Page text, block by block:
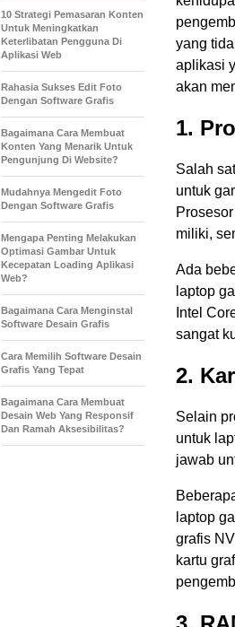
yang
aplikasi
akan
1.
Salah
untuk
miliki,
Ada
laptop
Intel
sangat
2.
Selain
untuk
jawab
laptop
grafis
kartu
10 Strategi Pemasaran Konten
Untuk Meningkatkan
Keterlibatan Pengguna Di
Aplikasi Web
Rahasia Sukses Edit Foto
Dengan Software Grafis
Bagaimana Cara Membuat
Konten Yang Menarik Untuk
Pengunjung Di Website?
Mudahnya Mengedit Foto
Dengan Software Grafis
Mengapa Penting Melakukan
Optimasi Gambar Untuk
Kecepatan Loading Aplikasi
Web?
Bagaimana Cara Menginstal
Software Desain Grafis
Cara Memilih Software Desain
Grafis Yang Tepat
Bagaimana Cara Membuat
Desain Web Yang Responsif
Dan Ramah Aksesibilitas?